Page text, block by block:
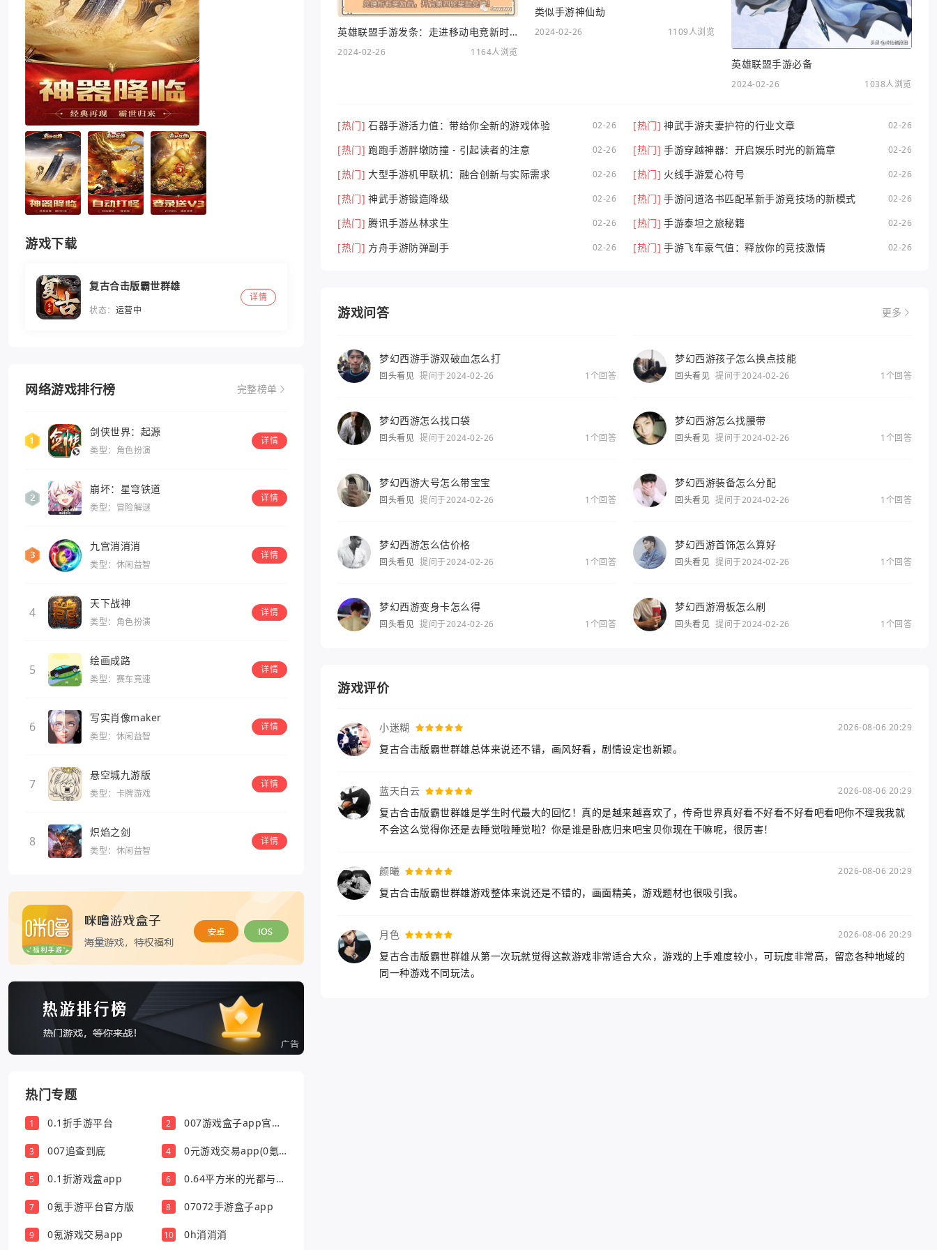
游戏下载
复古合击版霸世群雄
状态： 运营中
详情
网络游戏排行榜 完整榜单
剑侠世界：起源
类型：角色扮演
详情
崩坏：星穹铁道
类型：冒险解谜
详情
九宫消消消
类型：休闲益智
详情
4
天下战神
类型：角色扮演
详情
5
绘画成路
类型：赛车竞速
详情
6
写实肖像maker
类型：休闲益智
详情
7
悬空城九游版
类型：卡牌游戏
详情
8
炽焰之剑
类型：休闲益智
详情
热门专题
1 0.1折手游平台 2
007游戏盒子app官方
3 007追查到底 4
0元游戏交易app(0氪
5 0.1折游戏盒app 6
0.64平方米的光都与你
7 0氪手游平台官方版 8 07072手游盒子app
9 0氪游戏交易app 10 0h消消消
英雄联盟手游发条：走进移动电竞新时代
2024-02-26 1164人浏览
类似手游神仙劫
2024-02-26 1109人浏览
英雄联盟手游必备
2024-02-26 1038人浏览
[热门] 石器手游活力值：带给你全新的游戏体验 02-26 [热门] 神武手游夫妻护符的行业文章 02-26
[热门] 跑跑手游胖墩防撞 - 引起读者的注意 02-26 [热门] 手游穿越神器：开启娱乐时光的新篇章 02-26
[热门] 大型手游机甲联机：融合创新与实际需求 02-26 [热门] 火线手游爱心符号 02-26
[热门] 神武手游锻造降级 02-26 [热门] 手游问道洛书匹配革新手游竞技场的新模式 02-26
[热门] 腾讯手游丛林求生 02-26 [热门] 手游泰坦之旅秘籍 02-26
[热门] 方舟手游防弹副手 02-26 [热门] 手游飞车豪气值：释放你的竞技激情 02-26
游戏问答 更多
梦幻西游手游双破血怎么打
回头看见 提问于2024-02-26 1个回答
梦幻西游孩子怎么换点技能
回头看见 提问于2024-02-26 1个回答
梦幻西游怎么找口袋
回头看见 提问于2024-02-26 1个回答
梦幻西游怎么找腰带
回头看见 提问于2024-02-26 1个回答
梦幻西游大号怎么带宝宝
回头看见 提问于2024-02-26 1个回答
梦幻西游装备怎么分配
回头看见 提问于2024-02-26 1个回答
梦幻西游怎么估价格
回头看见 提问于2024-02-26 1个回答
梦幻西游首饰怎么算好
回头看见 提问于2024-02-26 1个回答
梦幻西游变身卡怎么得
回头看见 提问于2024-02-26 1个回答
梦幻西游滑板怎么刷
回头看见 提问于2024-02-26 1个回答
游戏评价
小迷糊 2026-08-06 20:29
复古合击版霸世群雄总体来说还不错，画风好看，剧情设定也新颖。
蓝天白云 2026-08-06 20:29
复古合击版霸世群雄是学生时代最大的回忆！真的是越来越喜欢了，传奇世界真好看不好看不好看吧看吧你不理我我就
不会这么觉得你还是去睡觉啦睡觉啦？你是谁是卧底归来吧宝贝你现在干嘛呢，很厉害！
颜曦 2026-08-06 20:29
复古合击版霸世群雄游戏整体来说还是不错的，画面精美，游戏题材也很吸引我。
月色 2026-08-06 20:29
复古合击版霸世群雄从第一次玩就觉得这款游戏非常适合大众，游戏的上手难度较小，可玩度非常高，留恋各种地域的
同一种游戏不同玩法。